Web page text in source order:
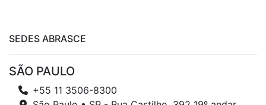
SEDES ABRASCE
SÃO PAULO
+55 11 3506-8300